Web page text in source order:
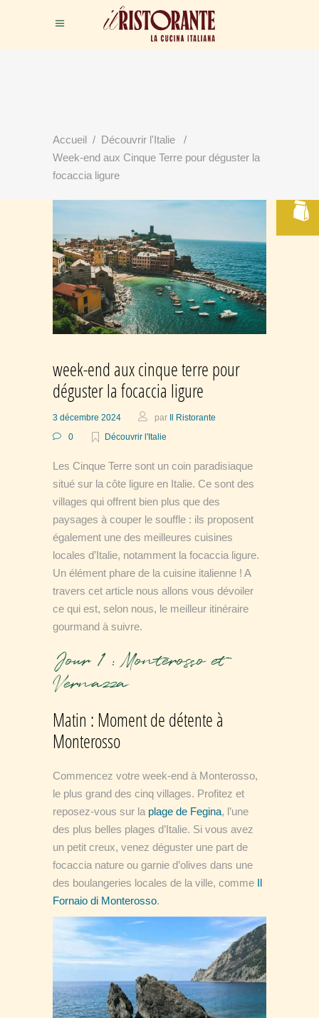
Accueil / Découvrir l'Italie
/
Week-end aux Cinque Terre pour déguster la
focaccia ligure
week-end aux cinque terre pour
déguster la focaccia ligure
3 décembre 2024 par Il Ristorante
0
Découvrir l'Italie
Les Cinque Terre sont un coin paradisiaque
situé sur la côte ligure en Italie. Ce sont des
villages qui offrent bien plus que des
paysages à couper le souffle : ils proposent
également une des meilleures cuisines
locales d’Italie, notamment la focaccia ligure.
Un élément phare de la cuisine italienne ! A
travers cet article nous allons vous dévoiler
ce qui est, selon nous, le meilleur itinéraire
gourmand à suivre.
Jour 1 : Monterosso et
Vernazza
Matin : Moment de détente à
Monterosso
Commencez votre week-end à Monterosso,
le plus grand des cinq villages. Profitez et
reposez-vous sur la plage de Fegina, l’une
des plus belles plages d’Italie. Si vous avez
un petit creux, venez déguster une part de
focaccia nature ou garnie d’olives dans une
des boulangeries locales de la ville, comme Il
Fornaio di Monterosso.
VOTRE TABLE